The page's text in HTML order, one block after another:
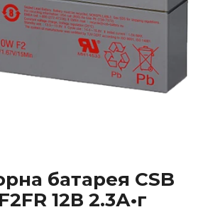
батарея CSB
12В 2.3А•г